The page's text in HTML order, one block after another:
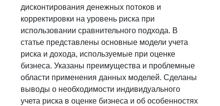
дисконтирования денежных потоков и
корректировки на уровень риска при
использовании сравнительного подхода. В
статье представлены основные модели учета
риска и дохода, используемые при оценке
бизнеса. Указаны преимущества и проблемные
области применения данных моделей. Сделаны
выводы о необходимости индивидуального
учета риска в оценке бизнеса и об особенностях